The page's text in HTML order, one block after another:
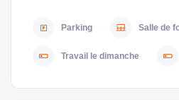
Parking Salle de
Travail le dimanche